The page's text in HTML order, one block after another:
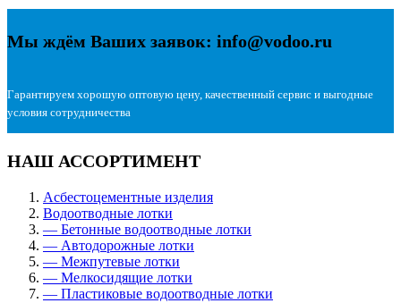
Мы ждём Ваших заявок: info@vodoo.ru
Гарантируем хорошую оптовую цену, качественный сервис и выгодные
условия сотрудничества
НАШ АССОРТИМЕНТ
Асбестоцементные изделия
Водоотводные лотки
— Бетонные водоотводные лотки
— Автодорожные лотки
— Межпутевые лотки
— Мелкосидящие лотки
— Пластиковые водоотводные лотки